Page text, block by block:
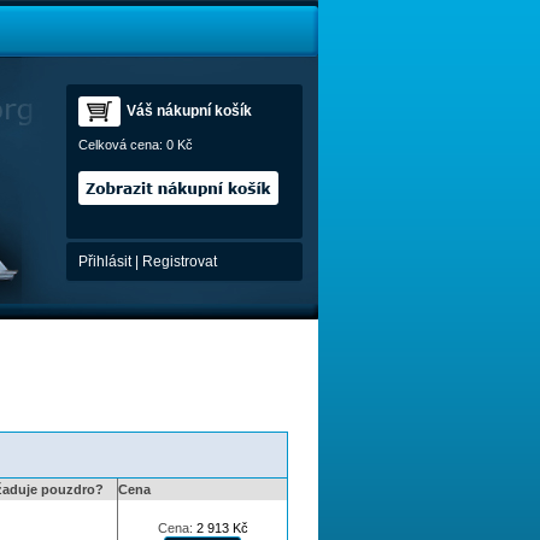
Váš nákupní košík
Celková cena: 0 Kč
Přihlásit| Registrovat
pouzdro? Cena
Cena: 2 913 Kč